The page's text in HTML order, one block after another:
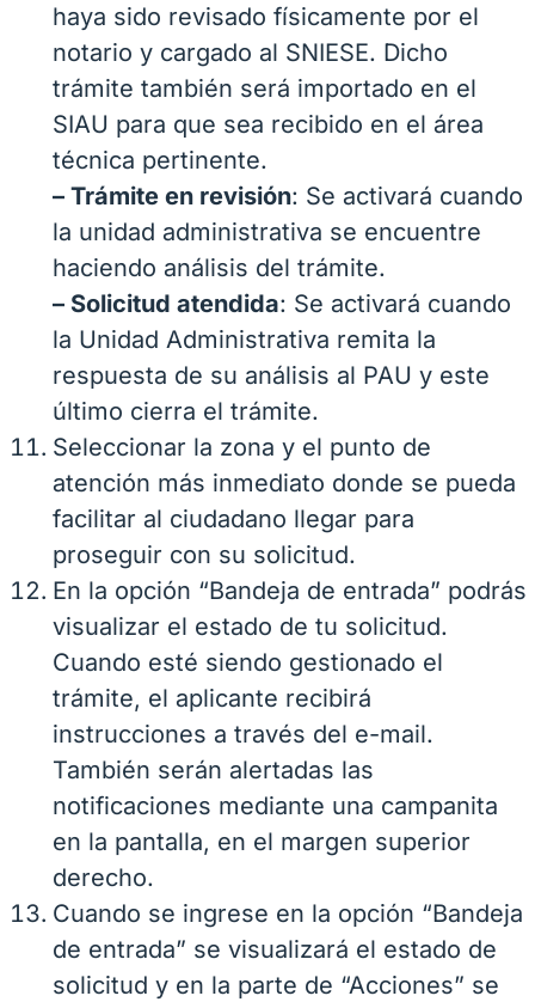
haya sido revisado físicamente por el
notario y cargado al SNIESE. Dicho
trámite también será importado en el
SIAU para que sea recibido en el área
técnica pertinente.
– Trámite en revisión: Se activará cuando
la unidad administrativa se encuentre
haciendo análisis del trámite.
– Solicitud atendida: Se activará cuando
la Unidad Administrativa remita la
respuesta de su análisis al PAU y este
último cierra el trámite.
Seleccionar la zona y el punto de
atención más inmediato donde se pueda
facilitar al ciudadano llegar para
proseguir con su solicitud.
En la opción “Bandeja de entrada” podrás
visualizar el estado de tu solicitud.
Cuando esté siendo gestionado el
trámite, el aplicante recibirá
instrucciones a través del e-mail.
También serán alertadas las
notificaciones mediante una campanita
en la pantalla, en el margen superior
derecho.
Cuando se ingrese en la opción “Bandeja
de entrada” se visualizará el estado de
solicitud y en la parte de “Acciones” se